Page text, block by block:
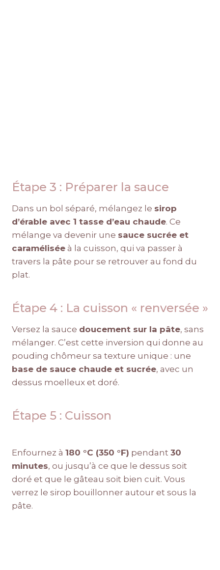
Étape 3 : Préparer la sauce
Dans un bol séparé, mélangez le sirop
d’érable avec 1 tasse d’eau chaude. Ce
mélange va devenir une sauce sucrée et
caramélisée à la cuisson, qui va passer à
travers la pâte pour se retrouver au fond du
plat.
Étape 4 : La cuisson « renversée »
Versez la sauce doucement sur la pâte, sans
mélanger. C’est cette inversion qui donne au
pouding chômeur sa texture unique : une
base de sauce chaude et sucrée, avec un
dessus moelleux et doré.
Étape 5 : Cuisson
Enfournez à 180 °C (350 °F) pendant 30
minutes, ou jusqu’à ce que le dessus soit
doré et que le gâteau soit bien cuit. Vous
verrez le sirop bouillonner autour et sous la
pâte.